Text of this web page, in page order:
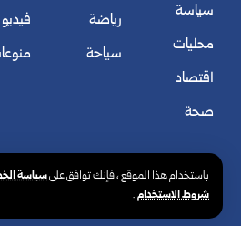
باستخدام هذا الموقع ، فإنك توافق علىسياسة
شروط الاستخدام.
سياسة
محليات
اقتصاد
صحة
رياضة
سياحة
فيديو
© الوكالة العربية السورية للأنباء.